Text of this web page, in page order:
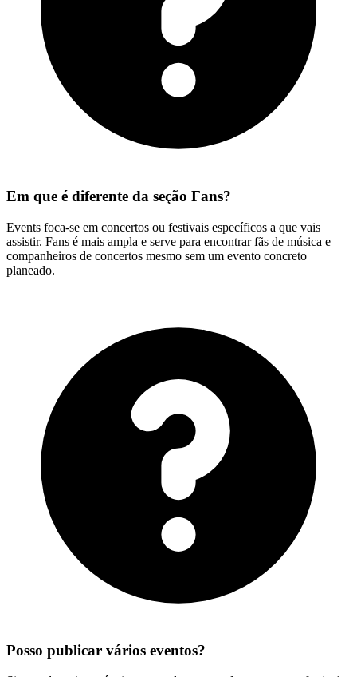
Em que é diferente da seção Fans?
Events foca-se em concertos ou festivais específicos a que vais
assistir. Fans é mais ampla e serve para encontrar fãs de música e
companheiros de concertos mesmo sem um evento concreto
planeado.
Posso publicar vários eventos?